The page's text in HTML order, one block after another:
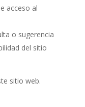
acceso al
o sugerencia
del sitio
sitio web.